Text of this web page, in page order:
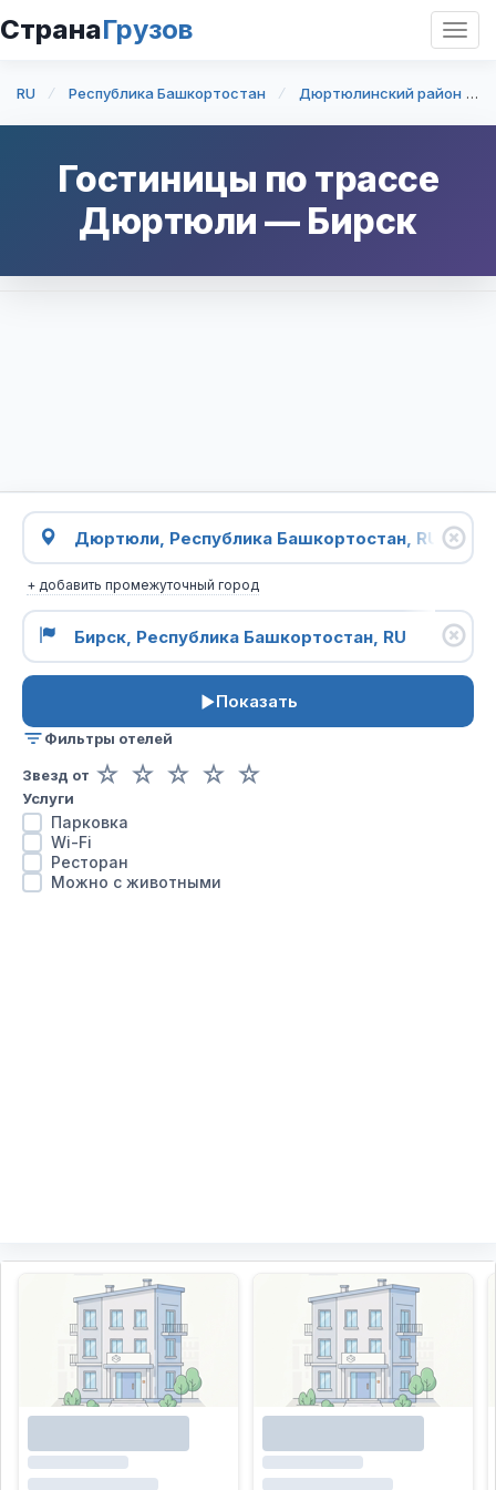
СтранаГрузов
RU Республика Башкортостан Дюртюлинский район
Гостиницы по трассе
Дюртюли — Бирск
+ добавить промежуточный город
Показать
Фильтры отелей
Звезд от ☆ ☆ ☆ ☆ ☆
Услуги
Парковка
Wi-Fi
Ресторан
Можно с животными